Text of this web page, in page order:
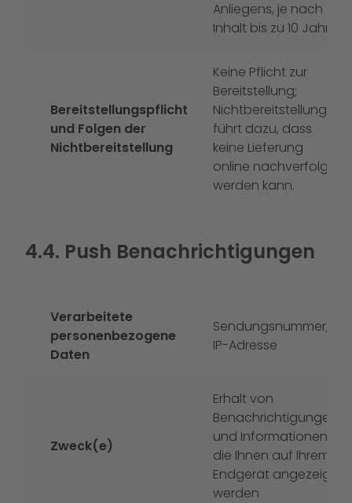
Anliegens, je nach
Inhalt bis zu 10 Jahre
Bereitstellungspflicht
und Folgen der
Nichtbereitstellung
Keine Pflicht zur
Bereitstellung;
Nichtbereitstellung
führt dazu, dass
keine Lieferung
online nachverfolgt
werden kann.
4.4. Push Benachrichtigungen
Verarbeitete
personenbezogene
Daten
Sendungsnummer,
IP-Adresse
Zweck(e)
Erhalt von
Benachrichtigungen
und Informationen,
die Ihnen auf Ihrem
Endgerät angezeigt
werden